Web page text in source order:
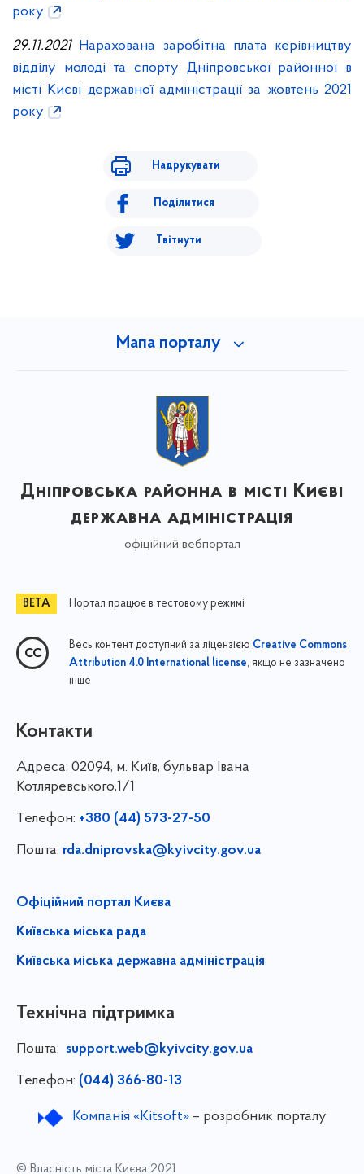
року
29.11.2021 Нарахована заробітна плата керівництву
відділу молоді та спорту Дніпровської районної в
місті Києві державної адміністрації за жовтень 2021
року
Надрукувати
Поділитися
Твітнути
Мапа порталу
Дніпровська районна в місті Києві
державна адміністрація
офіційний вебпортал
Портал працює в тестовому режимі
Весь контент доступний за ліцензією Creative Commons
Attribution 4.0 International license, якщо не зазначено
інше
Контакти
Адреса: 02094, м. Київ, бульвар Івана
Котляревського,1/1
Телефон: +380 (44) 573-27-50
Пошта: rda.dniprovska@kyivcity.gov.ua
Офіційний портал Києва
Київська міська рада
Київська міська державна адміністрація
Технічна підтримка
Пошта: support.web@kyivcity.gov.ua
Телефон: (044) 366-80-13
Компанія «Kitsoft»– розробник порталу
© Власність міста Києва 2021